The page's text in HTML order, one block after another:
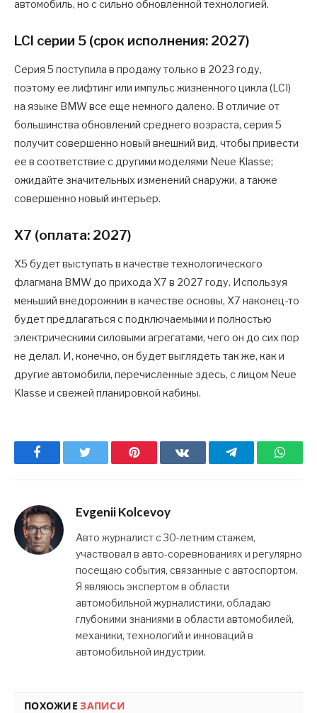
автомобиль, но с сильно обновленной технологией.
LCI серии 5 (срок исполнения: 2027)
Серия 5 поступила в продажу только в 2023 году,
поэтому ее лифтинг или импульс жизненного цикла (LCI)
на языке BMW все еще немного далеко. В отличие от
большинства обновлений среднего возраста, серия 5
получит совершенно новый внешний вид, чтобы привести
ее в соответствие с другими моделями Neue Klasse;
ожидайте значительных изменений снаружи, а также
совершенно новый интерьер.
X7 (оплата: 2027)
X5 будет выступать в качестве технологического
флагмана BMW до прихода X7 в 2027 году. Используя
меньший внедорожник в качестве основы, X7 наконец-то
будет предлагаться с подключаемыми и полностью
электрическими силовыми агрегатами, чего он до сих пор
не делал. И, конечно, он будет выглядеть так же, как и
другие автомобили, перечисленные здесь, с лицом Neue
Klasse и свежей планировкой кабины.
Facebook Pinterest ВКонтактеTelegram
Evgenii Kolcevoy
Авто журналист с 30-летним стажем,
участвовал в авто-соревнованиях и регулярно
посещаю события, связанные с автоспортом.
Я являюсь экспертом в области
автомобильной журналистики, обладаю
глубокими знаниями в области автомобилей,
механики, технологий и инноваций в
автомобильной индустрии.
ПОХОЖИЕЗАПИСИ